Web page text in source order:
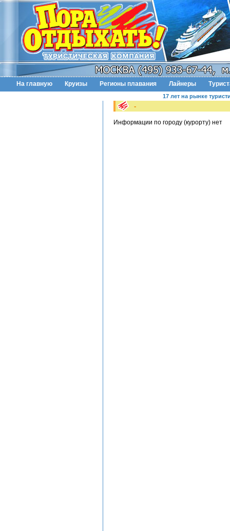
На главную Круизы Регионы плавания Лайнеры
17 лет на рынке
-
Информации по городу (курорту) нет